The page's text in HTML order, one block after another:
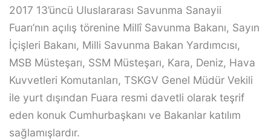
2017 13’üncü Uluslararası Savunma Sanayii
Fuarı’nın açılış törenine Millî Savunma Bakanı, Sayın
İçişleri Bakanı, Milli Savunma Bakan Yardımcısı,
MSB Müsteşarı, SSM Müsteşarı, Kara, Deniz, Hava
Kuvvetleri Komutanları, TSKGV Genel Müdür Vekili
ile yurt dışından Fuara resmi davetli olarak teşrif
eden konuk Cumhurbaşkanı ve Bakanlar katılım
sağlamışlardır.